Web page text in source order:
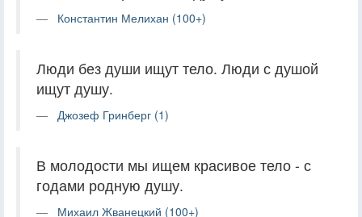
Константин Мелихан (100+)
Люди без души ищут тело. Люди с душой
ищут душу.
Джозеф Гринберг (1)
В молодости мы ищем красивое тело - с
годами родную душу.
Михаил Жванецкий (100+)